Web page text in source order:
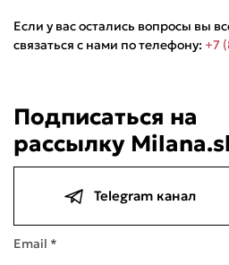
ПоделиМоккаДавай
847,50 ₽ 847,50 ₽
Если у вас остались вопросы вы
связаться с нами по телефону: +7
Подписаться на
рассылку
Telegram канал
Email *